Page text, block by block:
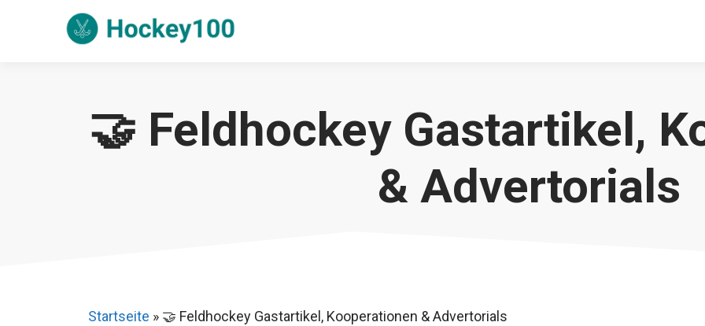
🤝 Feldhockey Gastartikel,
& Advertorials
Startseite » 🤝 Feldhockey Gastartikel, Kooperationen & Advertorials